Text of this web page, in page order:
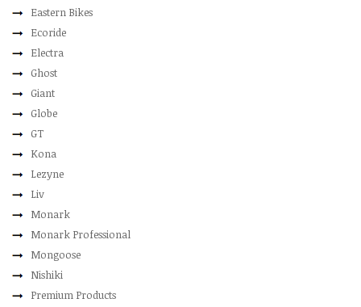
Eastern Bikes
Ecoride
Electra
Ghost
Giant
Globe
GT
Kona
Lezyne
Liv
Monark
Monark Professional
Mongoose
Nishiki
Premium Products